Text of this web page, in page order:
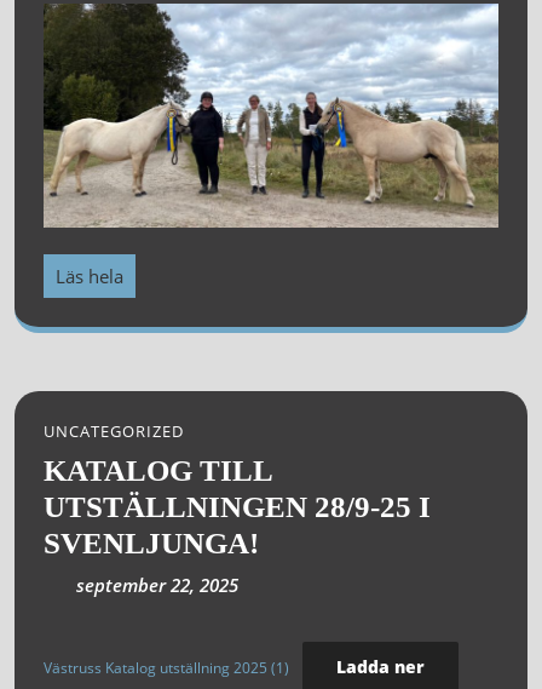
Läs hela
UNCATEGORIZED
KATALOG TILL
UTSTÄLLNINGEN 28/9-25 I
SVENLJUNGA!
september 22, 2025
Västruss Katalog utställning 2025 (1) Ladda ner